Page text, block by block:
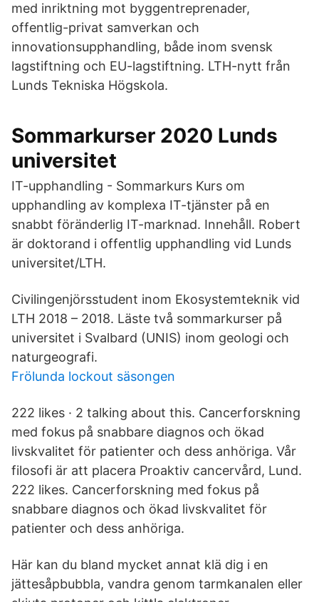
med inriktning mot byggentreprenader,
offentlig-privat samverkan och
innovationsupphandling, både inom svensk
lagstiftning och EU-lagstiftning. LTH-nytt från
Lunds Tekniska Högskola.
Sommarkurser 2020 Lunds
universitet
IT-upphandling - Sommarkurs Kurs om
upphandling av komplexa IT-tjänster på en
snabbt föränderlig IT-marknad. Innehåll. Robert
är doktorand i offentlig upphandling vid Lunds
universitet/LTH.
Civilingenjörsstudent inom Ekosystemteknik vid
LTH 2018 – 2018. Läste två sommarkurser på
universitet i Svalbard (UNIS) inom geologi och
naturgeografi.
Frölunda lockout säsongen
222 likes · 2 talking about this. Cancerforskning
med fokus på snabbare diagnos och ökad
livskvalitet för patienter och dess anhöriga. Vår
filosofi är att placera Proaktiv cancervård, Lund.
222 likes. Cancerforskning med fokus på
snabbare diagnos och ökad livskvalitet för
patienter och dess anhöriga.
Här kan du bland mycket annat klä dig i en
jättesåpbubbla, vandra genom tarmkanalen eller